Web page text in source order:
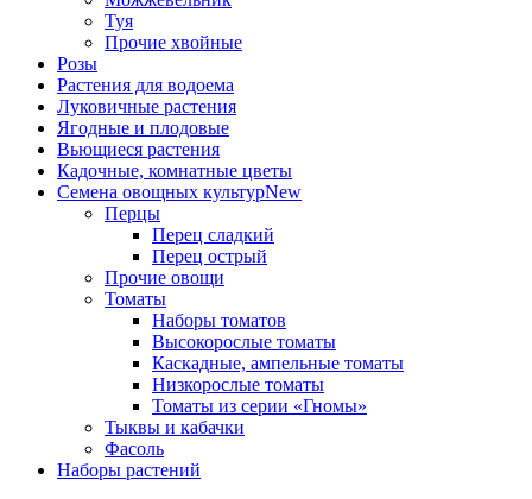
Туя
Прочие хвойные
Розы
Растения для водоема
Луковичные растения
Ягодные и плодовые
Вьющиеся растения
Кадочные, комнатные цветы
Семена овощных культурNew
Перцы
Перец сладкий
Перец острый
Прочие овощи
Томаты
Наборы томатов
Высокорослые томаты
Каскадные, ампельные томаты
Низкорослые томаты
Томаты из серии «Гномы»
Тыквы и кабачки
Фасоль
Наборы растений